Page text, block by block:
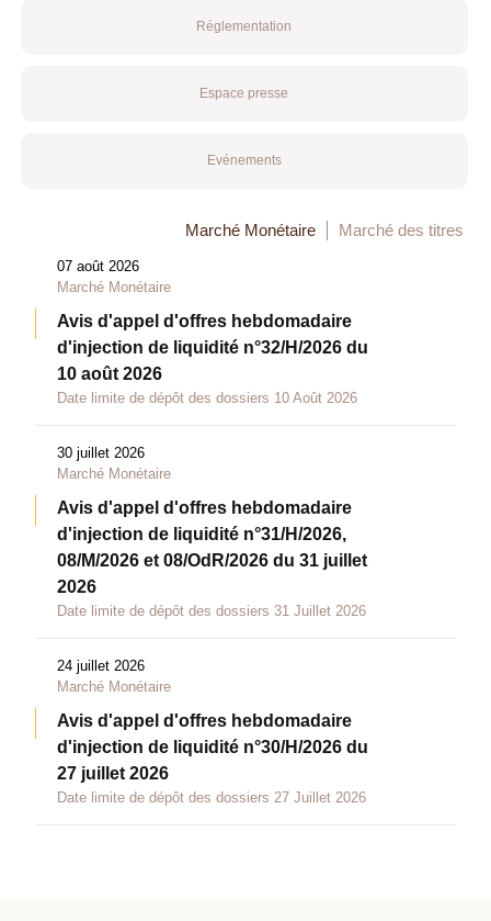
Réglementation
Espace presse
Evénements
Marché Monétaire Marché des titres
07 août 2026
Marché Monétaire
Avis d'appel d'offres hebdomadaire
d'injection de liquidité n°32/H/2026 du
10 août 2026
Date limite de dépôt des dossiers 10 Août 2026
30 juillet 2026
Marché Monétaire
Avis d'appel d'offres hebdomadaire
d'injection de liquidité n°31/H/2026,
08/M/2026 et 08/OdR/2026 du 31 juillet
2026
Date limite de dépôt des dossiers 31 Juillet 2026
24 juillet 2026
Marché Monétaire
Avis d'appel d'offres hebdomadaire
d'injection de liquidité n°30/H/2026 du
27 juillet 2026
Date limite de dépôt des dossiers 27 Juillet 2026